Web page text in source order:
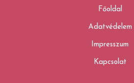
Főoldal
Adatvédelem
Impresszum
Kapcsolat